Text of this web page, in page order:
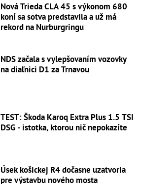
Nová Trieda CLA 45 s výkonom 680
koní sa sotva predstavila a už má
rekord na Nurburgringu
NDS začala s vylepšovaním vozovky
na diaľnici D1 za Trnavou
TEST: Škoda Karoq Extra Plus 1.5 TSI
DSG - istotka, ktorou nič nepokazíte
Úsek košickej R4 dočasne uzatvoria
pre výstavbu nového mosta